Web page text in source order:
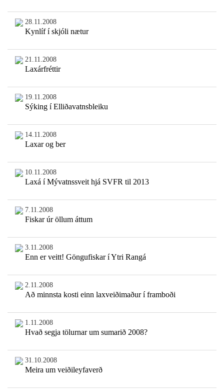
28.11.2008
Kynlíf í skjóli nætur
21.11.2008
Laxárfréttir
19.11.2008
Sýking í Elliðavatnsbleiku
14.11.2008
Laxar og ber
10.11.2008
Laxá í Mývatnssveit hjá SVFR til 2013
7.11.2008
Fiskar úr öllum áttum
3.11.2008
Enn er veitt! Göngufiskar í Ytri Rangá
2.11.2008
Að minnsta kosti einn laxveiðimaður í framboði
1.11.2008
Hvað segja tölurnar um sumarið 2008?
31.10.2008
Meira um veiðileyfaverð